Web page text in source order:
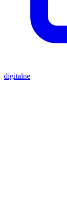
digitalne